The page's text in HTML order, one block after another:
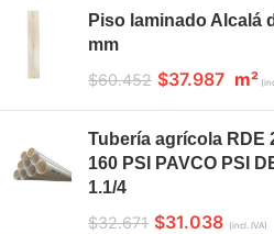
Piso laminado Alcalá
mm
$60.452 $37.987 m²
Tubería agrícola RDE
160 PSI PAVCO PSI
1.1/4
$32.671 $31.038 (incl. IVA)